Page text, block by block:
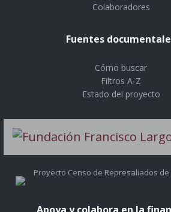
Colaboradores
Fuentes
Cómo buscar
Filtros A-Z
Estado del proyecto
Proyecto Censo de Represaliados de